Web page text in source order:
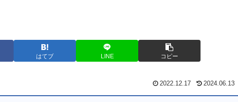
はてブ LINE コピー
2022.12.17 2024.06.13